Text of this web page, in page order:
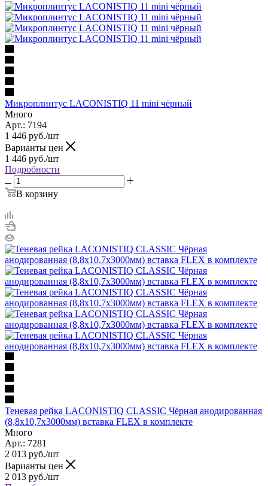
Микроплинтус LACONISTIQ 11 mini чёрный
Много
Арт.: 7194
1 446 руб./шт
Варианты цен
1 446 руб./шт
Подробности
В корзину
Теневая рейка LACONISTIQ CLASSIC Чёрная анодированная
(8,8х10,7х3000мм) вставка FLEX в комплекте
Много
Арт.: 7281
2 013 руб./шт
Варианты цен
2 013 руб./шт